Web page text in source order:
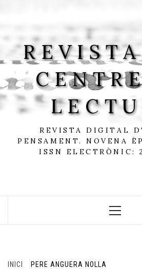
REVISTA DIGITAL
PENSAMENT. NOVENA
ISSN ELECTRÒNIC:
Menu
INICI PERE ANGUERA NOLLA